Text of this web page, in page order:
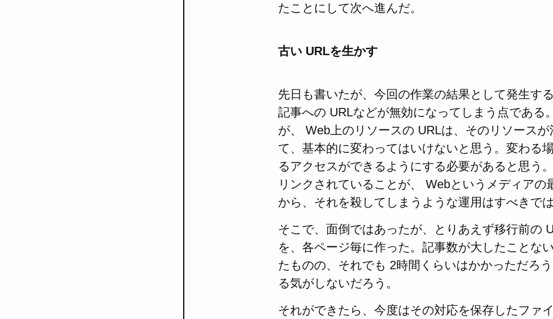
たことにして次へ進んだ。
古い URLを生かす
先日も書いたが、今回の作業の結果として発生す
記事への URLなどが無効になってしまう点である
が、 Web上のリソースの URLは、そのリソース
て、基本的に変わってはいけないと思う。変わる
るアクセスができるようにする必要があると思う
リンクされていることが、 Webというメディアの
から、それを殺してしまうような運用はすべきで
そこで、面倒ではあったが、とりあえず移行前の
を、各ページ毎に作った。記事数が大したことな
たものの、それでも 2時間くらいはかかっただろ
る気がしないだろう。
それができたら、今度はその対応を保存したファ